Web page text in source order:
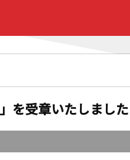
を受章いたしました